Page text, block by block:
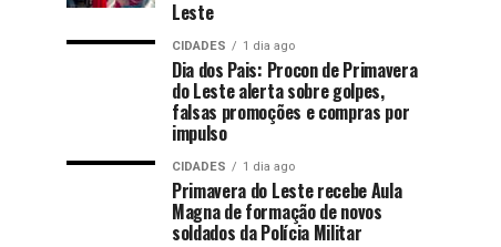
Leste
CIDADES 1 dia ago
Dia dos Pais: Procon de Primavera
do Leste alerta sobre golpes,
falsas promoções e compras por
impulso
CIDADES 1 dia ago
Primavera do Leste recebe Aula
Magna de formação de novos
soldados da Polícia Militar